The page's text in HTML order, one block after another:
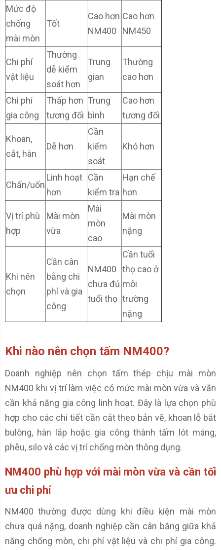
Mức độ
chống
mài mòn
Tốt
Cao hơn
NM400
Cao hơn
NM450
Chi phí
vật liệu
Thường
dễ kiểm
soát hơn
Trung
gian
Thường
cao hơn
Chi phí
gia công
Thấp hơn
tương đối
Trung
bình
Cao hơn
tương đối
Khoan,
cắt, hàn
Dễ hơn
Cần
kiểm
soát
Khó hơn
Chấn/uốn
Linh hoạt
hơn
Cần
kiểm tra
Hạn chế
hơn
Vị trí phù
hợp
Mài mòn
vừa
Mài
mòn
cao
Mài mòn
nặng
Khi nên
chọn
Cần cân
bằng chi
phí và gia
công
NM400
chưa đủ
tuổi thọ
Cần tuổi
thọ cao ở
môi
trường
nặng
Khi nào nên chọn tấm NM400?
Doanh nghiệp nên chọn tấm thép chịu mài mòn
NM400 khi vị trí làm việc có mức mài mòn vừa và vẫn
cần khả năng gia công linh hoạt. Đây là lựa chọn phù
hợp cho các chi tiết cần cắt theo bản vẽ, khoan lỗ bắt
bulông, hàn lắp hoặc gia công thành tấm lót máng,
phễu, silo và các vị trí chống mòn thông dụng.
NM400 phù hợp với mài mòn vừa và cần tối
ưu chi phí
NM400 thường được dùng khi điều kiện mài mòn
chưa quá nặng, doanh nghiệp cần cân bằng giữa khả
năng chống mòn, chi phí vật liệu và chi phí gia công.